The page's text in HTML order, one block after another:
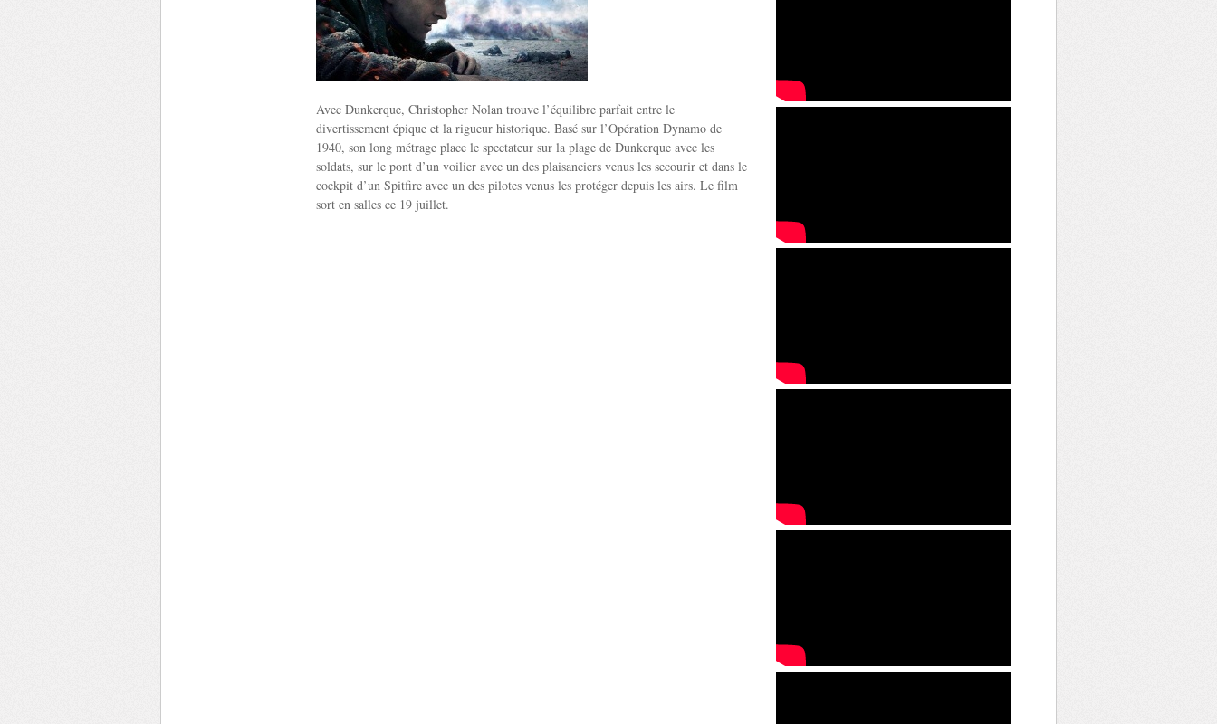
Avec Dunkerque, Christopher Nolan trouve l’équilibre parfait entre le
divertissement épique et la rigueur historique. Basé sur l’Opération Dynamo de
1940, son long métrage place le spectateur sur la plage de Dunkerque avec les
soldats, sur le pont d’un voilier avec un des plaisanciers venus les secourir et dans le
cockpit d’un Spitfire avec un des pilotes venus les protéger depuis les airs. Le film
sort en salles ce 19 juillet.